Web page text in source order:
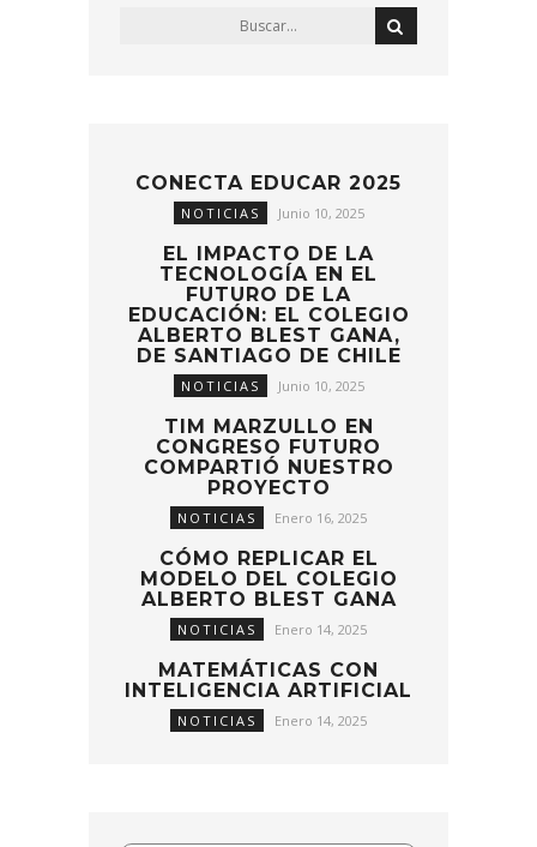
CONECTA EDUCAR 2025
NOTICIAS Junio 10, 2025
EL IMPACTO DE LA
TECNOLOGÍA EN EL
FUTURO DE LA
EDUCACIÓN: EL COLEGIO
ALBERTO BLEST GANA,
DE SANTIAGO DE CHILE
NOTICIAS Junio 10, 2025
TIM MARZULLO EN
CONGRESO FUTURO
COMPARTIÓ NUESTRO
PROYECTO
NOTICIAS Enero 16, 2025
CÓMO REPLICAR EL
MODELO DEL COLEGIO
ALBERTO BLEST GANA
NOTICIAS Enero 14, 2025
MATEMÁTICAS CON
INTELIGENCIA ARTIFICIAL
NOTICIAS Enero 14, 2025